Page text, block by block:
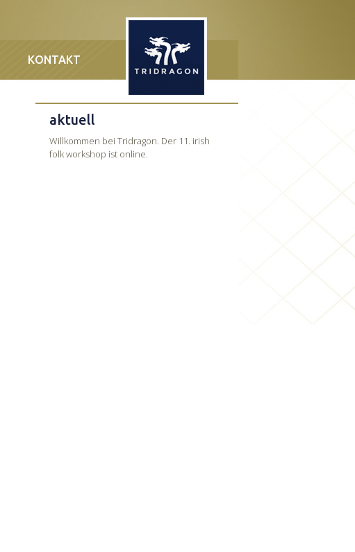
KONTAKT
aktuell
Willkommen bei Tridragon. Der 11. irish
folk workshop ist online.